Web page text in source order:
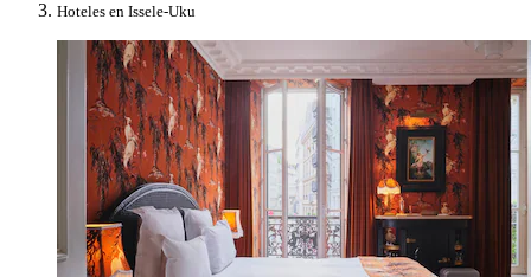
Hoteles en Issele-Uku